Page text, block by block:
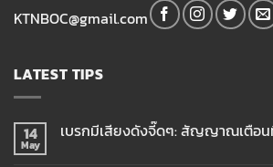
KTNBOC@gmail.com
LATEST TIPS
14
May
เบรกมีเสียงดังจี๊ดๆ: สัญญาณเตือน